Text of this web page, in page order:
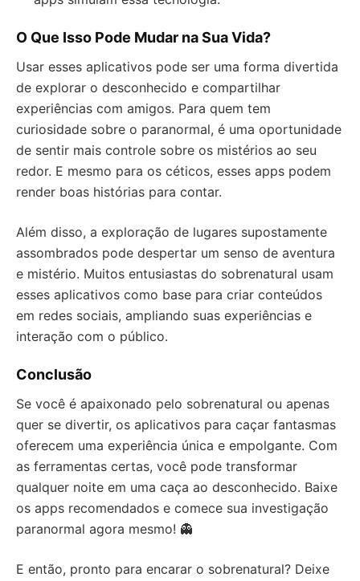
O Que Isso Pode Mudar na Sua Vida?
Usar esses aplicativos pode ser uma forma divertida
de explorar o desconhecido e compartilhar
experiências com amigos. Para quem tem
curiosidade sobre o paranormal, é uma oportunidade
de sentir mais controle sobre os mistérios ao seu
redor. E mesmo para os céticos, esses apps podem
render boas histórias para contar.
Além disso, a exploração de lugares supostamente
assombrados pode despertar um senso de aventura
e mistério. Muitos entusiastas do sobrenatural usam
esses aplicativos como base para criar conteúdos
em redes sociais, ampliando suas experiências e
interação com o público.
Conclusão
Se você é apaixonado pelo sobrenatural ou apenas
quer se divertir, os aplicativos para caçar fantasmas
oferecem uma experiência única e empolgante. Com
as ferramentas certas, você pode transformar
qualquer noite em uma caça ao desconhecido. Baixe
os apps recomendados e comece sua investigação
paranormal agora mesmo! 👻
E então, pronto para encarar o sobrenatural? Deixe